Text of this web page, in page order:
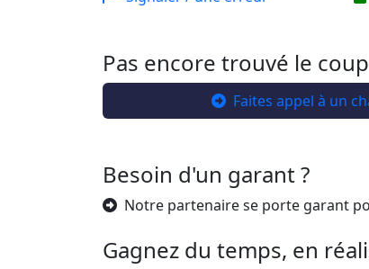
Pas encore trouvé le
Faites appel à un
Besoin d'un garant ?
Notre partenaire se porte garant
Gagnez du temps, en